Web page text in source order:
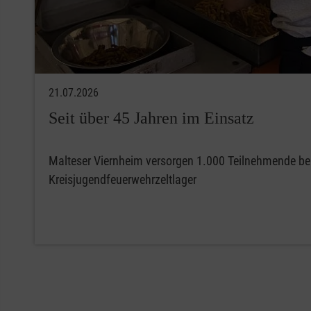
21.07.2026
Seit über 45 Jahren im Einsatz
Malteser Viernheim versorgen 1.000 Teilnehmende
Kreisjugendfeuerwehrzeltlager